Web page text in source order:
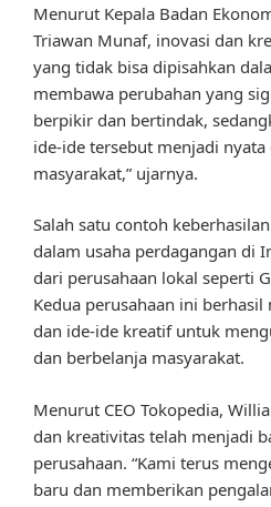
Menurut Kepala Badan
Triawan Munaf, inovasi dan
yang tidak bisa dipisahkan
membawa perubahan yang
berpikir dan bertindak,
ide-ide tersebut menjadi
masyarakat,” ujarnya.
Salah satu contoh
dalam usaha perdagangan di
dari perusahaan lokal seperti
Kedua perusahaan ini
dan ide-ide kreatif untuk
dan berbelanja masyarakat.
Menurut CEO Tokopedia,
dan kreativitas telah menjadi
perusahaan. “Kami terus
baru dan memberikan